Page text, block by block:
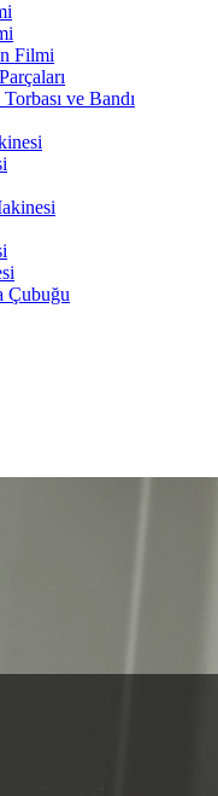
Filmi
ve Bandı
Çubuğu